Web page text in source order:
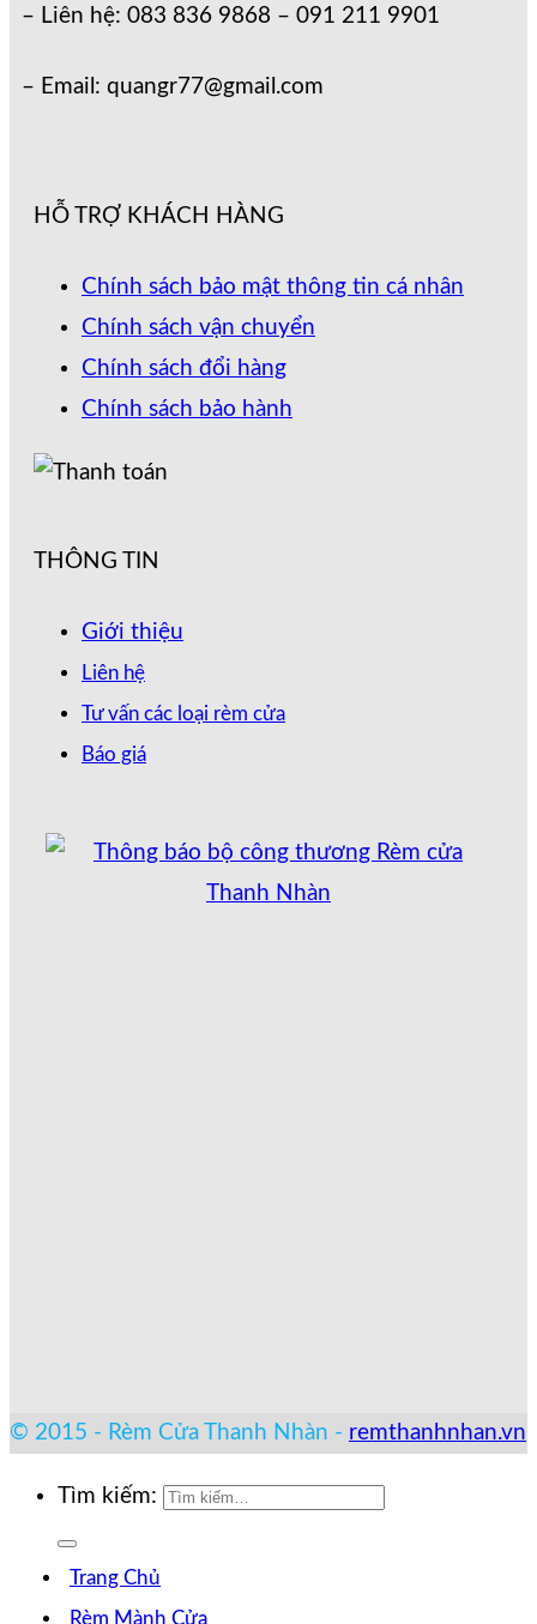
– Liên hệ: 083 836 9868 – 091 211 9901
– Email: quangr77@gmail.com
HỖ TRỢ KHÁCH HÀNG
Chính sách bảo mật thông tin cá nhân
Chính sách vận chuyển
Chính sách đổi hàng
Chính sách bảo hành
THÔNG TIN
Giới thiệu
Liên hệ
Tư vấn các loại rèm cửa
Báo giá
© 2015 - Rèm Cửa Thanh Nhàn - remthanhnhan.vn
Tìm kiếm:
Trang Chủ
Rèm Mành Cửa